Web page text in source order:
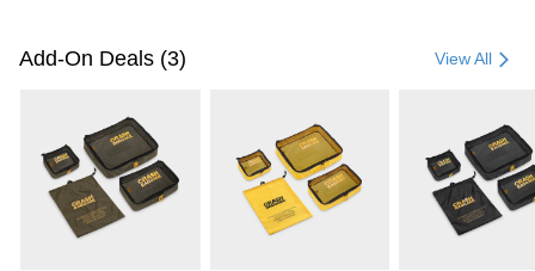
Credit Card (Full Payment)
0% for 3 months /month 21 Banks
Taiwan Cooperative Bank
First Commercial Bank
Hua Nan Commercial Bank
Chang Hwa Commercial Bank
The Shanghai Commercial &
Taipei Fubon Commercial Bank
0% for 6 monthsNT$1,833/month 21 Banks
Taiwan Cooperative Bank
First Commercial Bank
Hua Nan Commercial Bank
Chang Hwa Commercial Bank
即享券
Add-On Deals (3) View All